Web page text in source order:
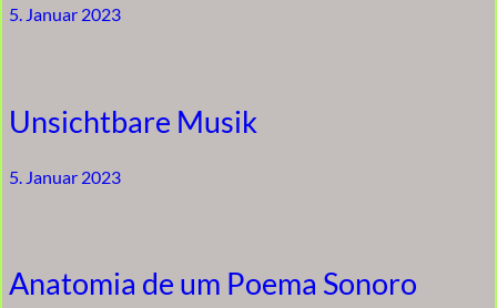
5. Januar 2023
Unsichtbare Musik
5. Januar 2023
Anatomia de um Poema Sonoro